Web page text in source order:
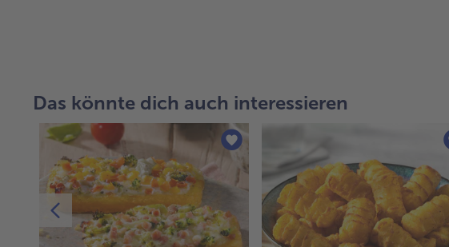
Das könnte dich auch interessieren